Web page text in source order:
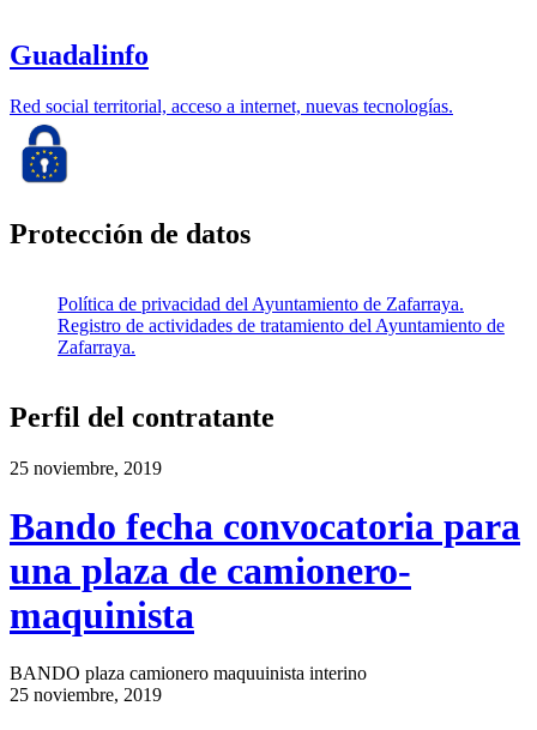
Guadalinfo
Red social territorial, acceso a internet, nuevas tecnologías.
Protección de datos
Política de privacidad del Ayuntamiento de Zafarraya.
Registro de actividades de tratamiento del Ayuntamiento de
Zafarraya.
Perfil del contratante
25 noviembre, 2019
Bando fecha convocatoria para
una plaza de camionero-
maquinista
BANDO plaza camionero maquuinista interino
25 noviembre, 2019